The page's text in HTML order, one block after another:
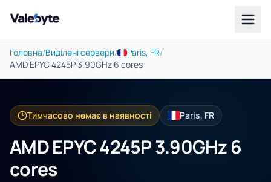
Valebyte
Головна/Виділені сервери/ Paris, FR/
AMD EPYC 4245P 3.90GHz 6 cores
Тимчасово немає в наявності Paris, FR
AMD EPYC 4245P 3.90GHz 6
cores